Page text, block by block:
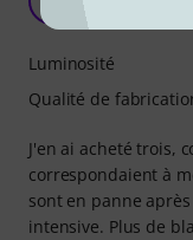
J'en ai acheté trois,
correspondaient à
sont en panne
intensive. Plus de
Luminosité
Qualité de